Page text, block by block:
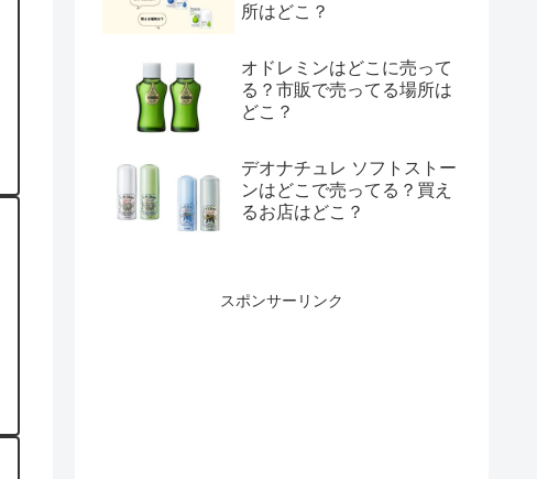
所はどこ？
オドレミンはどこに売って
る？市販で売ってる場所は
どこ？
デオナチュレ ソフトストー
ンはどこで売ってる？買え
るお店はどこ？
スポンサーリンク